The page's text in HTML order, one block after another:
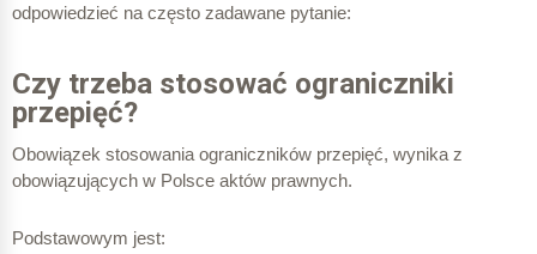
Ogranicznik przepięć SPD Typu 3, albo Typ 3 lub oznaczenie
graficzne:
odpowiedzieć na często zadawane pytanie:
Czy trzeba stosować ograniczniki
przepięć?
Obowiązek stosowania ograniczników przepięć, wynika z
obowiązujących w Polsce aktów prawnych.
Podstawowym jest: